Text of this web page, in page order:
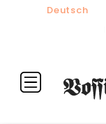
Deutsch